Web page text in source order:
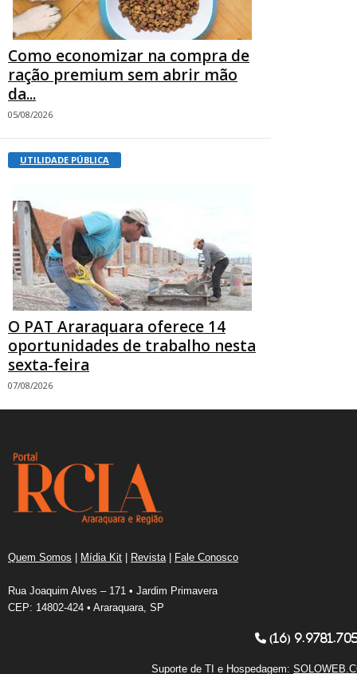
Como economizar na compra de
ração premium sem abrir mão
da...
05/08/2026
UTILIDADE PÚBLICA
O PAT Araraquara oferece 14
oportunidades de trabalho nesta
sexta-feira
07/08/2026
Quem Somos | Mídia Kit | Revista | Fale Conosco
Rua Joaquim Alves – 171 • Jardim Primavera
CEP: 14802-424 • Araraquara, SP
(16)
Suporte de TI e Hospedagem: